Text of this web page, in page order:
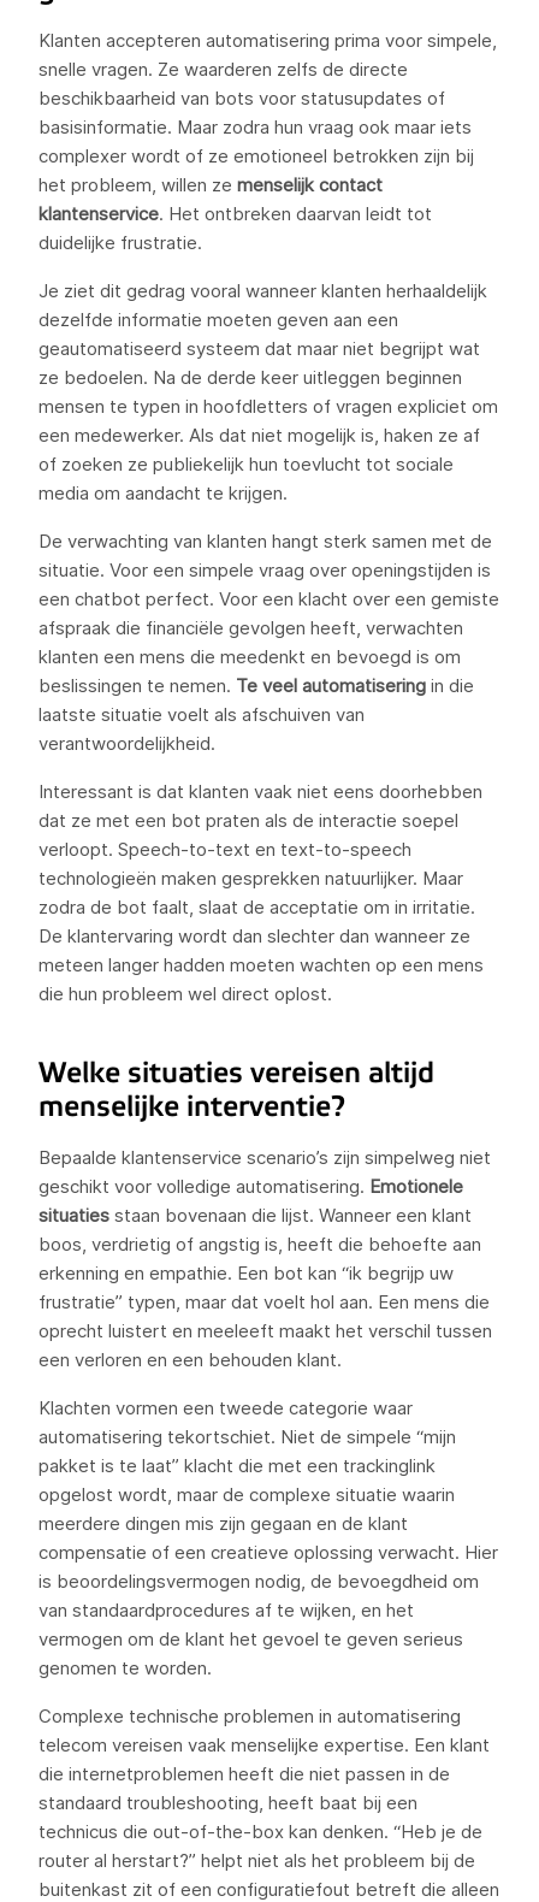
Klanten accepteren automatisering prima voor simpele,
snelle vragen. Ze waarderen zelfs de directe
beschikbaarheid van bots voor statusupdates of
basisinformatie. Maar zodra hun vraag ook maar iets
complexer wordt of ze emotioneel betrokken zijn bij
het probleem, willen ze menselijk contact
klantenservice. Het ontbreken daarvan leidt tot
duidelijke frustratie.
Je ziet dit gedrag vooral wanneer klanten herhaaldelijk
dezelfde informatie moeten geven aan een
geautomatiseerd systeem dat maar niet begrijpt wat
ze bedoelen. Na de derde keer uitleggen beginnen
mensen te typen in hoofdletters of vragen expliciet om
een medewerker. Als dat niet mogelijk is, haken ze af
of zoeken ze publiekelijk hun toevlucht tot sociale
media om aandacht te krijgen.
De verwachting van klanten hangt sterk samen met de
situatie. Voor een simpele vraag over openingstijden is
een chatbot perfect. Voor een klacht over een gemiste
afspraak die financiële gevolgen heeft, verwachten
klanten een mens die meedenkt en bevoegd is om
beslissingen te nemen. Te veel automatisering in die
laatste situatie voelt als afschuiven van
verantwoordelijkheid.
Interessant is dat klanten vaak niet eens doorhebben
dat ze met een bot praten als de interactie soepel
verloopt. Speech-to-text en text-to-speech
technologieën maken gesprekken natuurlijker. Maar
zodra de bot faalt, slaat de acceptatie om in irritatie.
De klantervaring wordt dan slechter dan wanneer ze
meteen langer hadden moeten wachten op een mens
die hun probleem wel direct oplost.
Welke situaties vereisen altijd
menselijke interventie?
Bepaalde klantenservice scenario’s zijn simpelweg niet
geschikt voor volledige automatisering. Emotionele
situaties staan bovenaan die lijst. Wanneer een klant
boos, verdrietig of angstig is, heeft die behoefte aan
erkenning en empathie. Een bot kan “ik begrijp uw
frustratie” typen, maar dat voelt hol aan. Een mens die
oprecht luistert en meeleeft maakt het verschil tussen
een verloren en een behouden klant.
Klachten vormen een tweede categorie waar
automatisering tekortschiet. Niet de simpele “mijn
pakket is te laat” klacht die met een trackinglink
opgelost wordt, maar de complexe situatie waarin
meerdere dingen mis zijn gegaan en de klant
compensatie of een creatieve oplossing verwacht. Hier
is beoordelingsvermogen nodig, de bevoegdheid om
van standaardprocedures af te wijken, en het
vermogen om de klant het gevoel te geven serieus
genomen te worden.
Complexe technische problemen in automatisering
telecom vereisen vaak menselijke expertise. Een klant
die internetproblemen heeft die niet passen in de
standaard troubleshooting, heeft baat bij een
technicus die out-of-the-box kan denken. “Heb je de
router al herstart?” helpt niet als het probleem bij de
buitenkast zit of een configuratiefout betreft die alleen